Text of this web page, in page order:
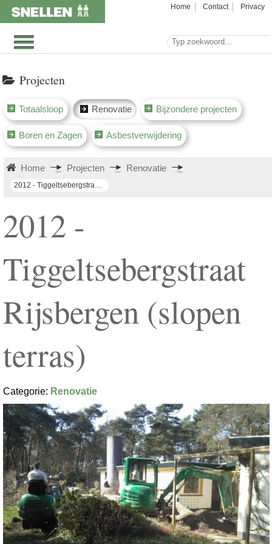
Home Contact Privacy
Projecten
Totaalsloop Renovatie Bijzondere projecten
Boren en Zagen Asbestverwijdering
Home Projecten Renovatie
2012 - Tiggeltsebergstraat Rijsbergen (slopen terras)
2012 -
Tiggeltsebergstraat
Rijsbergen (slopen
terras)
Categorie: Renovatie